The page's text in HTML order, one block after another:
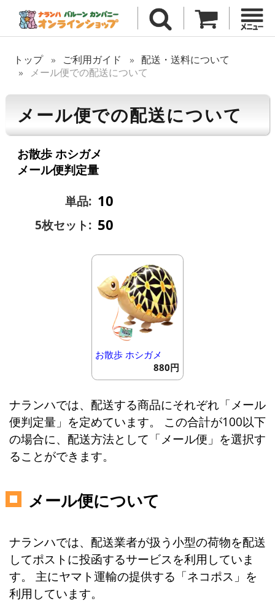
トップ ご利用ガイド
配送・送料について
メール便での配送について
メール便での配送について
お散歩 ホシガメ
メール便判定量
単品: 10
5枚セット: 50
お散歩 ホシガメ
880円
ナランハでは、配送する商品にそれぞれ「メール
便判定量」を定めています。 この合計が100以下
の場合に、配送方法として「メール便」を選択す
ることができます。
メール便について
ナランハでは、配送業者が扱う小型の荷物を配送
してポストに投函するサービスを利用していま
す。 主にヤマト運輸の提供する「ネコポス」を
利用しています。